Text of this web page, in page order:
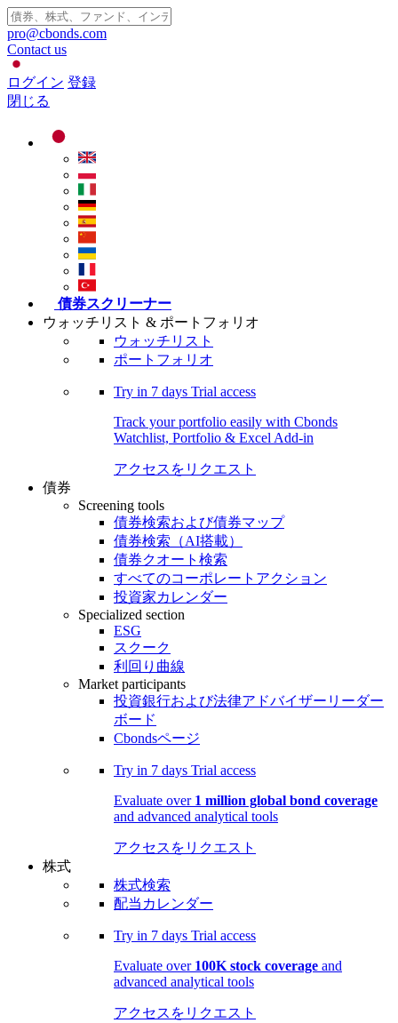
pro@cbonds.com
Contact us
ログイン 登録
閉じる
債券スクリーナー
ウォッチリスト & ポートフォリオ
ウォッチリスト
ポートフォリオ
Try in 7 days Trial access
Track your portfolio easily with Cbonds
Watchlist, Portfolio & Excel Add-in
アクセスをリクエスト
債券
Screening tools
債券検索および債券マップ
債券検索（AI搭載）
債券クオート検索
すべてのコーポレートアクション
投資家カレンダー
Specialized section
ESG
スクーク
利回り曲線
Market participants
投資銀行および法律アドバイザーリーダー
ボード
Cbondsページ
Try in 7 days Trial access
Evaluate over 1 million global bond coverage
and advanced analytical tools
アクセスをリクエスト
株式
株式検索
配当カレンダー
Try in 7 days Trial access
Evaluate over 100K stock coverage and
advanced analytical tools
アクセスをリクエスト